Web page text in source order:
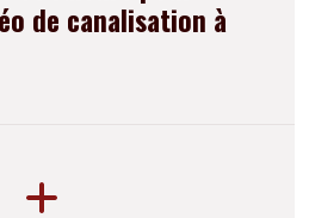
de canalisation à